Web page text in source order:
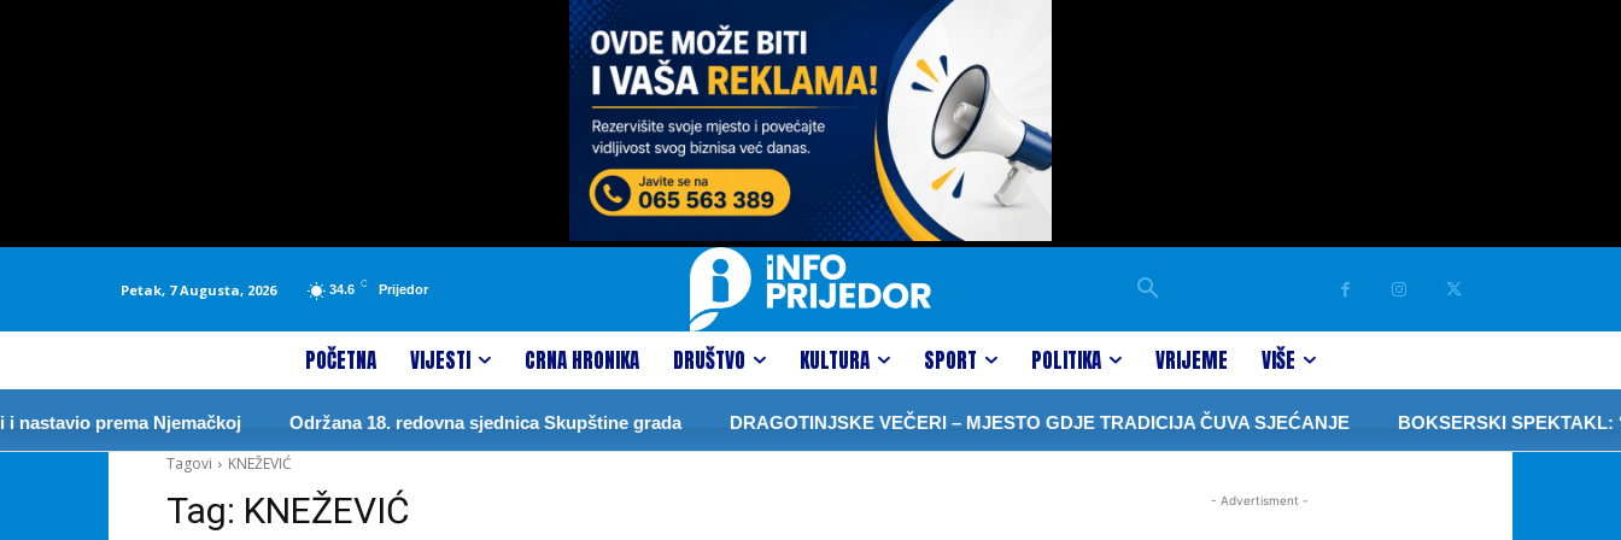
Petak, 7 Augusta, 2026 34.6 C Prijedor
POČETNA VIJESTI CRNA HRONIKA DRUŠTVO KULTURA SPORT POLITIKA VRIJEME VIŠE
prema Njemačkoj Održana 18. redovna sjednica Skupštine grada DRAGOTINJSKE VEČERI – MJESTO GDJE TRADICIJA ČUVA SJEĆANJE
BOKSERSKI SPEKTAKL:
Tagovi
KNEŽEVIĆ
Tag: KNEŽEVIĆ - Advertisment -